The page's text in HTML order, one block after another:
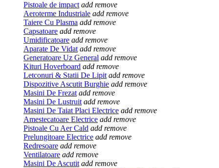
Pistoale de impact add remove
Aeroterme Industriale add remove
Taiere Cu Plasma add remove
Capsatoare add remove
Umidificatoare add remove
Aparate De Vidat add remove
Generatoare Uz General add remove
Kituri Hoverboard add remove
Letconuri & Statii De Lipit add remove
Dispozitive Ascutit Burghie add remove
Masini De Frezat add remove
Masini De Lustruit add remove
Masini De Taiat Placi Electrice add remove
Amestecatoare Electrice add remove
Pistoale Cu Aer Cald add remove
Prelungitoare Electrice add remove
Redresoare add remove
Ventilatoare add remove
Masini De Ascutit add remove